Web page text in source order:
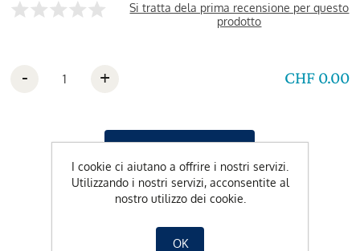
Si tratta dela prima recensione per questo
prodotto
CHF 0.00
- +
I cookie ci aiutano a offrire i nostri servizi.
Utilizzando i nostri servizi, acconsentite al
nostro utilizzo dei cookie.
OK